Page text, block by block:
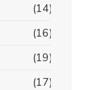
(14)
(16)
(19)
(17)